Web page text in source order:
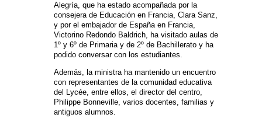
Alegría, que ha estado acompañada por la
consejera de Educación en Francia, Clara Sanz,
y por el embajador de España en Francia,
Victorino Redondo Baldrich, ha visitado aulas de
1º y 6º de Primaria y de 2º de Bachillerato y ha
podido conversar con los estudiantes.
Además, la ministra ha mantenido un encuentro
con representantes de la comunidad educativa
del Lycée, entre ellos, el director del centro,
Philippe Bonneville, varios docentes, familias y
antiguos alumnos.